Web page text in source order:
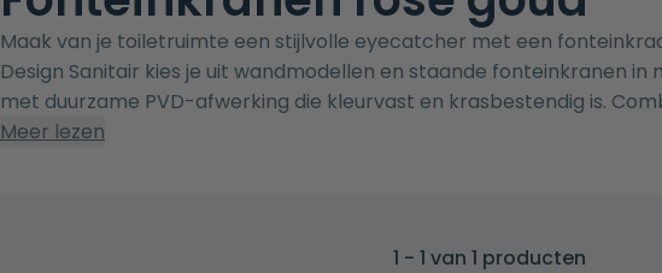
Maak van je toiletruimte een stijlvolle eyecatcher met een
Design Sanitair kies je uit wandmodellen en staande fonteinkranen in
met duurzame PVD-afwerking die kleurvast en krasbestendig is.
fontein voor toilet
Meer lezen
1 - 1 van 1 producten